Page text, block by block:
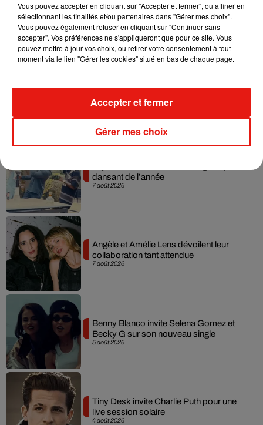
7 août 2026
Julien Lieb s’essaye à la vie de chatelain
dans son nouveau clip
7 août 2026
Madonna sort enfin le remix de « Love
Sensation » avec Kylie Minogue
7 août 2026
dansant de l’année
7 août 2026
Angèle et Amélie Lens dévoilent leur
collaboration tant attendue
5 août 2026
Benny Blanco invite Selena Gomez et
Becky G sur son nouveau single
4 août 2026
Tiny Desk invite Charlie Puth pour une
live session solaire
Vous pouvez accepter en cliquant sur "Accepter et fermer", ou affiner en
sélectionnant les finalités et/ou partenaires dans "Gérer mes choix".
Vous pouvez également refuser en cliquant sur "Continuer sans
accepter". Vos préférences ne s'appliqueront que pour ce site. Vous
pouvez mettre à jour vos choix, ou retirer votre consentement à tout
moment via le lien "Gérer les cookies" situé en bas de chaque page.
Gérer mes choix
Accepter et fermer